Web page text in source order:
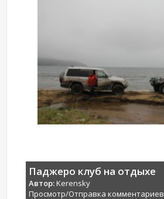
Паджеро клуб на отдыхе
Автор:Kerensky
Просмотр/Отправка комментариев